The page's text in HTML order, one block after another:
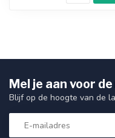
Mel je aan voor
Blijf op de hoogte van de